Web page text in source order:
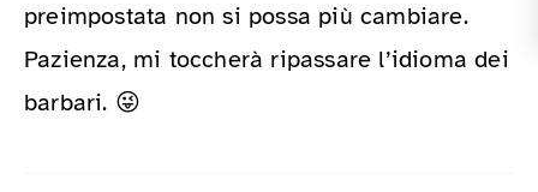
preimpostata non si possa più cambiare.
Pazienza, mi toccherà ripassare l’idioma dei
barbari. 😜